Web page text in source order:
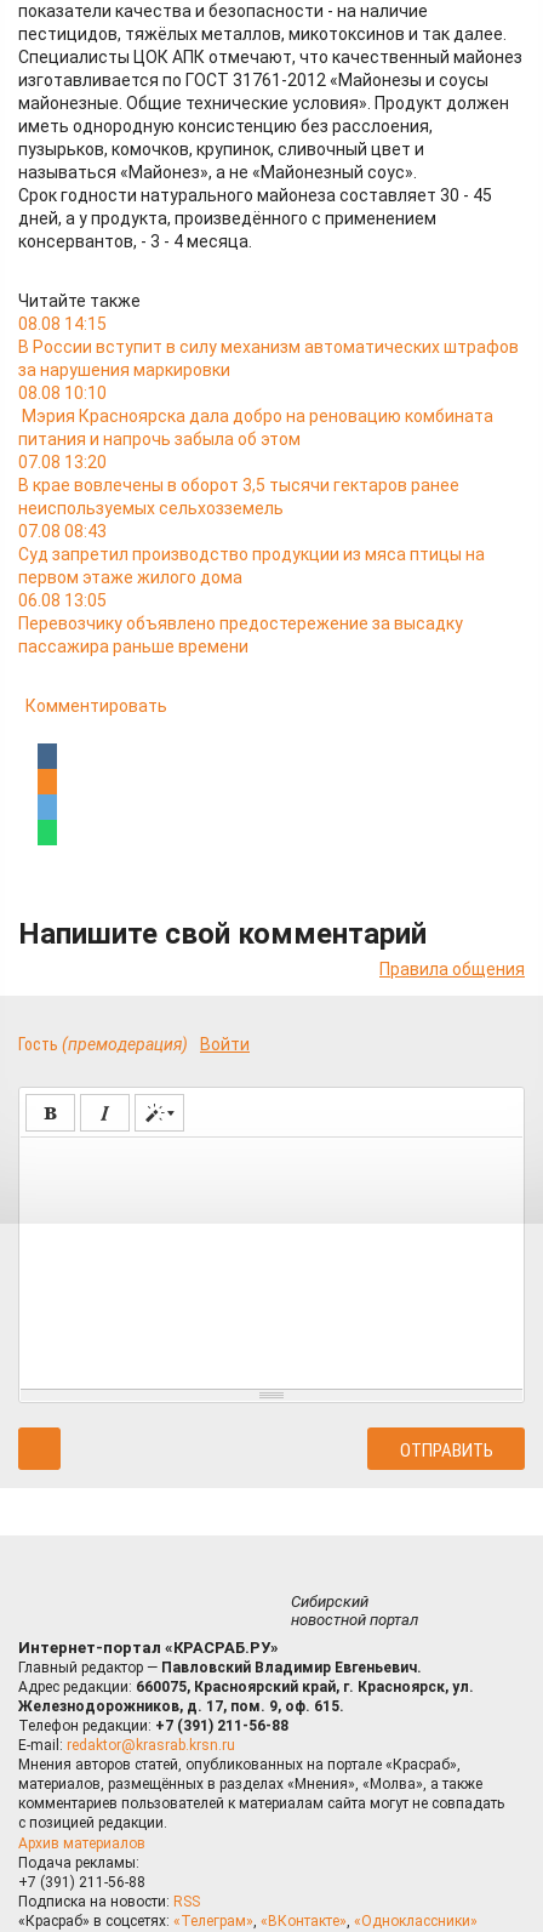
показатели качества и безопасности - на наличие
пестицидов, тяжёлых металлов, микотоксинов и так далее.
Специалисты ЦОК АПК отмечают, что качественный майонез
изготавливается по ГОСТ 31761-2012 «Майонезы и соусы
майонезные. Общие технические условия». Продукт должен
иметь однородную консистенцию без расслоения,
пузырьков, комочков, крупинок, сливочный цвет и
называться «Майонез», а не «Майонезный соус».
Срок годности натурального майонеза составляет 30 - 45
дней, а у продукта, произведённого с применением
консервантов, - 3 - 4 месяца.
Читайте также
08.08 14:15
В России вступит в силу механизм автоматических штрафов
за нарушения маркировки
08.08 10:10
Мэрия Красноярска дала добро на реновацию комбината
питания и напрочь забыла об этом
07.08 13:20
В крае вовлечены в оборот 3,5 тысячи гектаров ранее
неиспользуемых сельхозземель
07.08 08:43
Суд запретил производство продукции из мяса птицы на
первом этаже жилого дома
06.08 13:05
Перевозчику объявлено предостережение за высадку
пассажира раньше времени
Комментировать
Напишите свой комментарий
Правила общения
Гость (премодерация) Войти
Сибирский
новостной портал
Интернет-портал «КРАСРАБ.РУ»
Главный редактор — Павловский Владимир Евгеньевич.
Адрес редакции: 660075, Красноярский край, г. Красноярск, ул.
Железнодорожников, д. 17, пом. 9, оф. 615.
Телефон редакции: +7 (391) 211-56-88
E-mail: redaktor@krasrab.krsn.ru
Мнения авторов статей, опубликованных на портале «Красраб»,
материалов, размещённых в разделах «Мнения», «Молва», а также
комментариев пользователей к материалам сайта могут не совпадать
с позицией редакции.
Архив материалов
Подача рекламы:
+7 (391) 211-56-88
Подписка на новости: RSS
«Красраб» в соцсетях: «Телеграм», «ВКонтакте», «Одноклассники»